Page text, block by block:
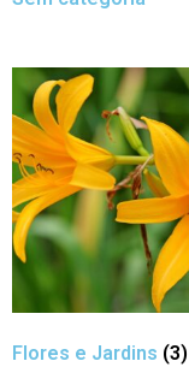
Flores e Jardins (3)